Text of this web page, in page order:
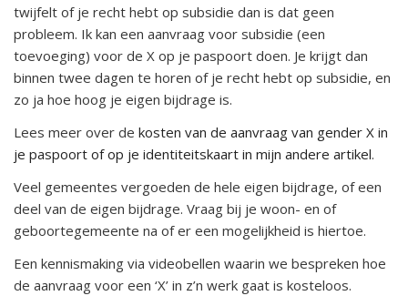
twijfelt of je recht hebt op subsidie dan is dat geen
probleem. Ik kan een aanvraag voor subsidie (een
toevoeging) voor de X op je paspoort doen. Je krijgt dan
binnen twee dagen te horen of je recht hebt op subsidie, en
zo ja hoe hoog je eigen bijdrage is.
Lees meer over de kosten van de aanvraag van gender X in
je paspoort of op je identiteitskaart in mijn andere artikel.
Veel gemeentes vergoeden de hele eigen bijdrage, of een
deel van de eigen bijdrage. Vraag bij je woon- en of
geboortegemeente na of er een mogelijkheid is hiertoe.
Een kennismaking via videobellen waarin we bespreken hoe
de aanvraag voor een ‘X’ in z’n werk gaat is kosteloos.